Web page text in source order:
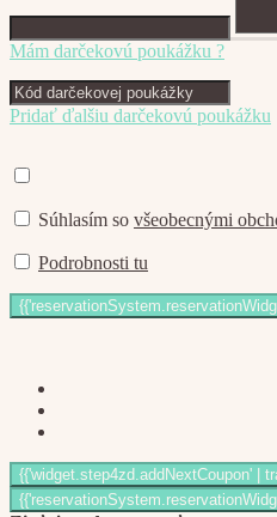
Mám darčekovú poukážku ?
Pridať ďalšiu darčekovú poukážku
Súhlasím so všeobecnými
Podrobnosti tu